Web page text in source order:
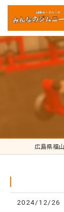
広島県福
2024/12/26